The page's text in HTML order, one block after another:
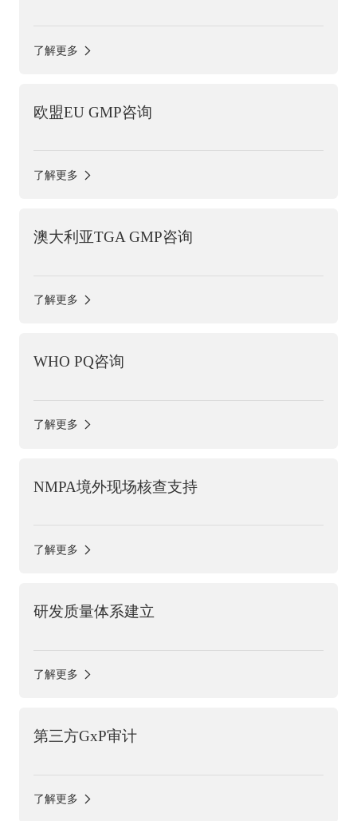
了解更多
欧盟EU GMP咨询
了解更多
澳大利亚TGA GMP咨询
了解更多
WHO PQ咨询
了解更多
NMPA境外现场核查支持
了解更多
研发质量体系建立
了解更多
第三方GxP审计
了解更多